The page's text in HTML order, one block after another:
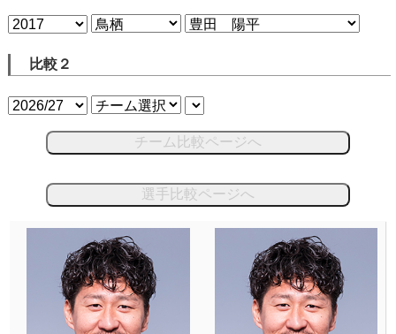
比較２
チーム比較ページへ
選手比較ページへ